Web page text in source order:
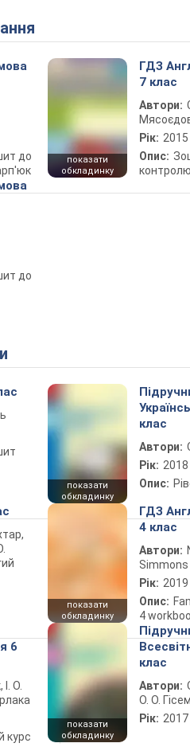
до
показати
обкладинку
ГДЗ
7 клас
Автори:
Рік: 2015
Опис:
до
показати
обкладинку
клас
Автори:
Рік: 2018
Опис:
показати
обкладинку
ГДЗ
4 клас
Автори:
Simmons
Рік: 2019
Опис:
4
6
І. О.
курс
показати
обкладинку
клас
Автори:
О. О. Гісем
Рік: 2017